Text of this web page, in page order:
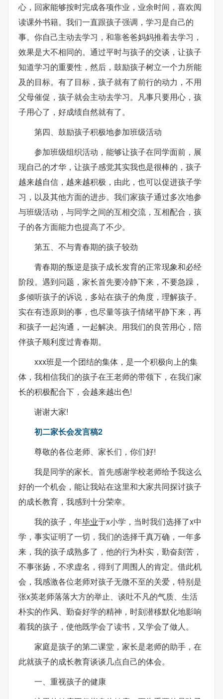
心，回家能够按时完成各项作业，业余时间，喜欢阅
读课外书籍。我们一直跟孩子强调，学习是自己的
事。你自己主动去学习，和靠爸爸妈妈推着去学习，
效果是大不相同的。通过平时与孩子的交谈，让孩子
知道学习的重要性，然后，鼓励孩子树立一个力所能
及的目标。有了目标，孩子就有了前行的动力，不用
父母催促，孩子就会主动去学习。凡事只要用心，孩
子用心了，好成绩自然就有了。
第四、鼓励孩子积极地参加班级活动
参加班级组织活动，能够让孩子在同学面前，展
现自己的才华，让孩子感觉其实我也是很棒的，孩子
越来越自信，越来越积极，由此，也可以促进孩子学
习，以及其他方面的进步。我们家孩子通过多次地参
与班级活动，与同学之间的互相交流，互相配合，孩
子的各方面能力也提高了不少。
第五、不与青春期的孩子较劲
青春期的叛逆是孩子成长发育的正常现象和必经
阶段。遇到问题，家长首先要冷静下来，不要急躁，
多倾听孩子的诉说，多站在孩子的角度，理解孩子。
实在有违原则的事，也尽量等孩子情绪平静下来，再
和孩子一起沟通，一起解决。用我们的良苦用心，陪
伴孩子顺利度过青春期。
xxx班是一个团结的集体，是一个积极向上的集
体，我相信我们的孩子在王老师的带领下，在我们家
长的积极配合下，会越来越出色!
谢谢大家!
初二家长会发言稿2
尊敬的各位老师、家长们，你们好!
我是同学的家长。首先感谢学校老师给予我这么
好的一个机会，能让我站在这里和大家共同探讨孩子
的成长教育，我感到十分荣幸。
我的孩子，年毕业于x小学，当时我们选择了x中
学，事实证明了一切，我们的选择千真万确，一年多
来，我的孩子成熟多了，他的行为朴实，勤奋刻苦，
不事张扬，不求虚名，得到了周围人的肯定。借此机
会，我感激各位老师对孩子无微不至的关爱，特别是
张x英老师落落大方的举止、谈吐不凡的气质、生活
朴实的作风、勤奋好学的精神，时刻潜移默化地影响
着我的孩子，使他既学会了读书，又学会了做人。
家庭是孩子的第二课堂，家长是老师的助手，在
此就孩子的成长教育谈谈几点自己的体会。
一、重视孩子的健康